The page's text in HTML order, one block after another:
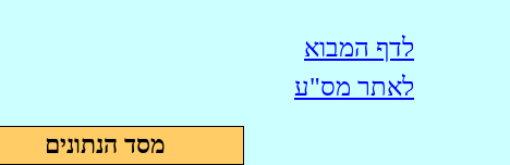
לדף המבוא
לאתר מס"ע
מסד הנתונים